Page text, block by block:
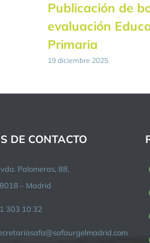
Publicación de
evaluación
Primaria
19 diciembre 2025
DE CONTACTO
Palomeras, 88,
– Madrid
303 10 32